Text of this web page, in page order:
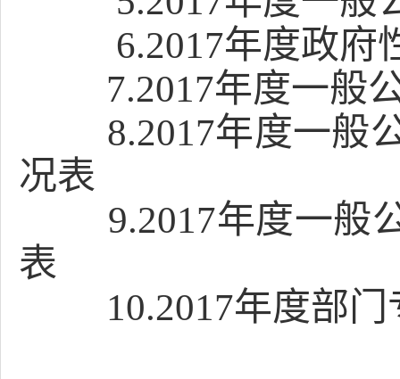
6.2017年度政府
7.2017年度一般
8.2017年度一般
况表
9.2017年度一般
表
10.2017年度部门